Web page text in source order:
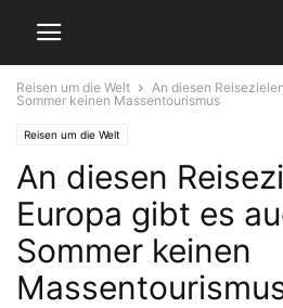
Reisen um die Welt
An diesen
Sommer keinen Massentourismus
Reisen um die Welt
An diesen
Europa gibt es
Sommer keinen